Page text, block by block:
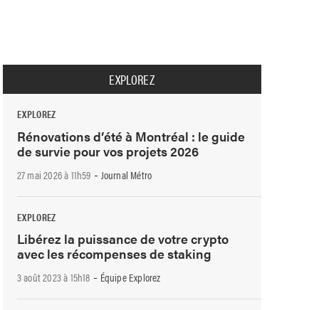
EXPLOREZ
EXPLOREZ
Rénovations d’été à Montréal : le guide
de survie pour vos projets 2026
27 mai 2026 à 11h59 - Journal Métro
EXPLOREZ
Libérez la puissance de votre crypto
avec les récompenses de staking
3 août 2023 à 15h18 - Équipe Explorez